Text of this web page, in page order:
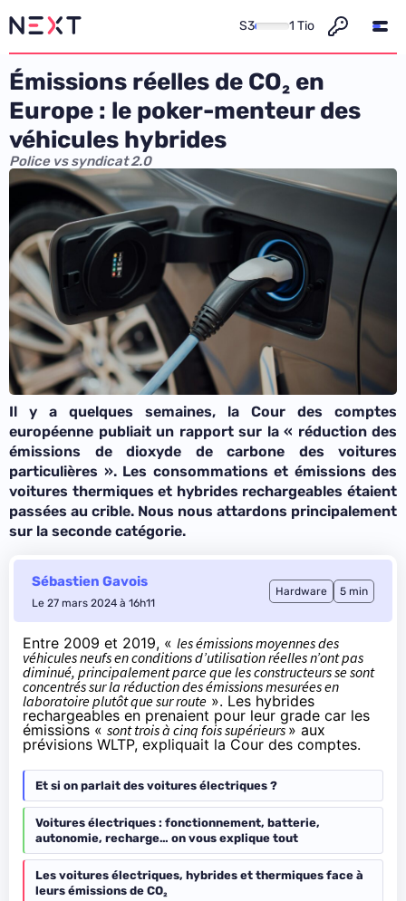
S3 1 Tio
Émissions réelles de CO₂ en
Europe : le poker-menteur des
véhicules hybrides
Police vs syndicat 2.0
Il y a quelques semaines, la Cour des comptes
européenne publiait un rapport sur la « réduction des
émissions de dioxyde de carbone des voitures
particulières ». Les consommations et émissions des
voitures thermiques et hybrides rechargeables étaient
passées au crible. Nous nous attardons principalement
sur la seconde catégorie.
Sébastien Gavois
Le 27 mars 2024 à 16h11
Hardware 5 min
Entre 2009 et 2019, « les émissions moyennes des
véhicules neufs en conditions d’utilisation réelles n’ont pas
diminué, principalement parce que les constructeurs se sont
concentrés sur la réduction des émissions mesurées en
laboratoire plutôt que sur route ». Les hybrides
rechargeables en prenaient pour leur grade car les
émissions « sont trois à cinq fois supérieurs» aux
prévisions WLTP, expliquait la Cour des comptes.
Et si on parlait des voitures électriques ?
Voitures électriques : fonctionnement, batterie,
autonomie, recharge… on vous explique tout
Les voitures électriques, hybrides et thermiques face à
leurs émissions de CO₂